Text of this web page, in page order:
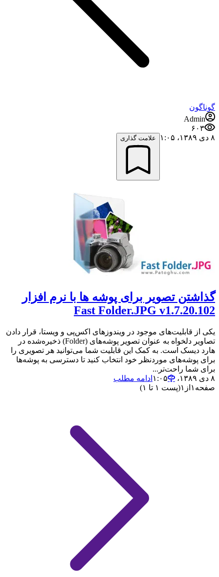
گوناگون
Admin
۶۰۳
۸ دی ۱۳۸۹،‏ ۱:۰۵
علامت گذاری
گذاشتن تصویر برای پوشه ها با نرم افزار
Fast Folder.JPG v1.7.20.102
یکی از قابلیت‌های موجود در ویندوزهای اکس‌پی و ویستا، قرار دادن
تصاویر دلخواه به عنوان تصویر پوشه‌های (Folder) ذخیره‌شده در
‌هارد دیسک است. به کمک این قابلیت شما می‌توانید هر تصویری را
برای پوشه‌های موردنظر خود انتخاب کنید تا دسترسی به پوشه‌ها
برای شما راحت‌تر...
۸ دی ۱۳۸۹،‏ ۱:۰۵
ادامه مطلب
صفحه ۱ از ۱(پست ۱ تا ۱)